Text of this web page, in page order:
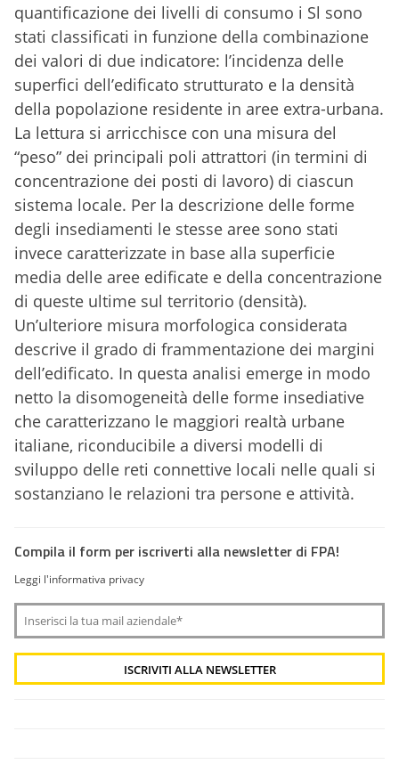
quantificazione dei livelli di consumo i Sl sono
stati classificati in funzione della combinazione
dei valori di due indicatore: l’incidenza delle
superfici dell’edificato strutturato e la densità
della popolazione residente in aree extra-urbana.
La lettura si arricchisce con una misura del
“peso” dei principali poli attrattori (in termini di
concentrazione dei posti di lavoro) di ciascun
sistema locale. Per la descrizione delle forme
degli insediamenti le stesse aree sono stati
invece caratterizzate in base alla superficie
media delle aree edificate e della concentrazione
di queste ultime sul territorio (densità).
Un’ulteriore misura morfologica considerata
descrive il grado di frammentazione dei margini
dell’edificato. In questa analisi emerge in modo
netto la disomogeneità delle forme insediative
che caratterizzano le maggiori realtà urbane
italiane, riconducibile a diversi modelli di
sviluppo delle reti connettive locali nelle quali si
sostanziano le relazioni tra persone e attività.
Compila il form per iscriverti alla newsletter di FPA!
Leggi l'informativa privacy